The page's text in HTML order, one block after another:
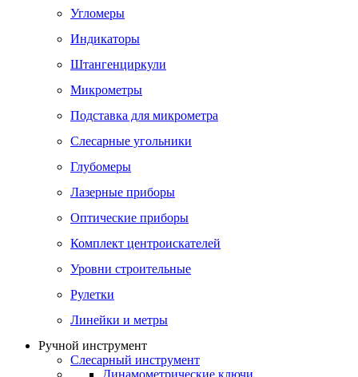
Угломеры
Индикаторы
Штангенциркули
Микрометры
Подставка для микрометра
Слесарные угольники
Глубомеры
Лазерные приборы
Оптические приборы
Комплект центроискателей
Уровни строительные
Рулетки
Линейки и метры
Ручной инструмент
Слесарный инструмент
Динамометрические ключи